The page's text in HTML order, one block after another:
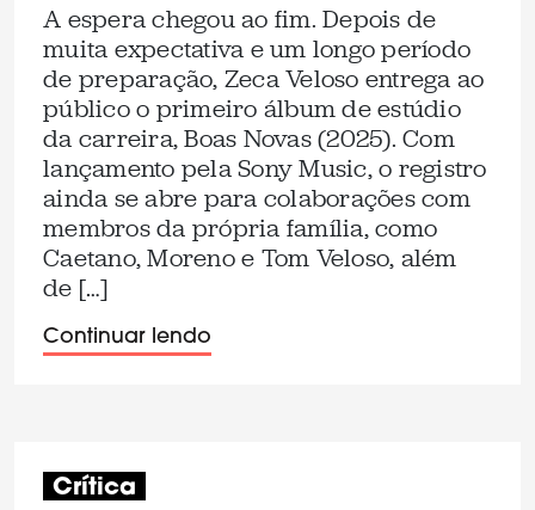
A espera chegou ao fim. Depois de
muita expectativa e um longo período
de preparação, Zeca Veloso entrega ao
público o primeiro álbum de estúdio
da carreira, Boas Novas (2025). Com
lançamento pela Sony Music, o registro
ainda se abre para colaborações com
membros da própria família, como
Caetano, Moreno e Tom Veloso, além
de […]
Continuar lendo
Crítica